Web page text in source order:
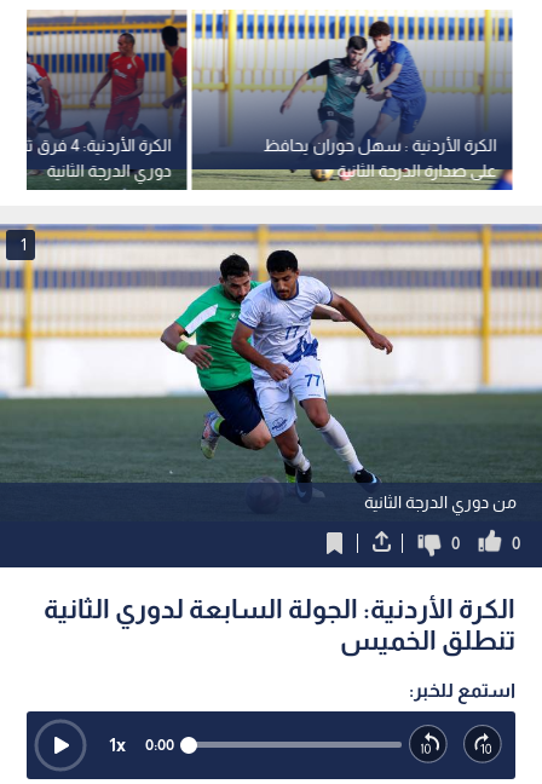
الكرة الأردنية:
دوري الدرجة الثانية
الكرة الأردنية : سهل حوران يحافظ
على صدارة الدرجة الثانية
من دوري الدرجة الثانية
1
0
0
الكرة الأردنية: الجولة السابعة لدوري الثانية
تنطلق الخميس
استمع للخبر:
0:00
1x